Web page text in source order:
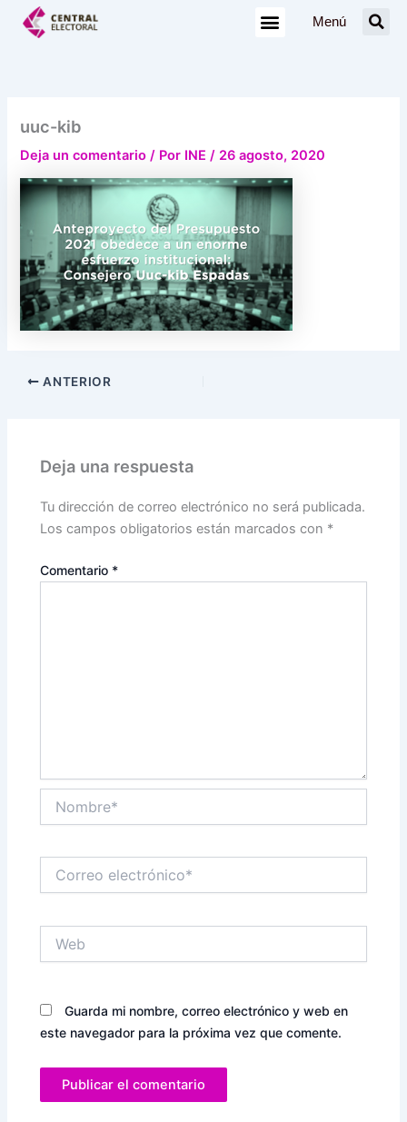
Menú
uuc-kib
Deja un comentario / Por INE/ 26 agosto, 2020
ANTERIOR
Deja una respuesta
Tu dirección de correo electrónico no será publicada.
Los campos obligatorios están marcados con *
Comentario *
electrónico*
Guarda mi nombre, correo electrónico y web en
este navegador para la próxima vez que comente.